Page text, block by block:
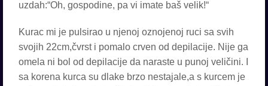
uzdah:“Oh, gospodine, pa vi imate baš velik!“
Kurac mi je pulsirao u njenoj oznojenoj ruci sa svih
svojih 22cm,čvrst i pomalo crven od depilacije. Nije ga
omela ni bol od depilacije da naraste u punoj veličini. I
sa korena kurca su dlake brzo nestajale,a s kurcem je